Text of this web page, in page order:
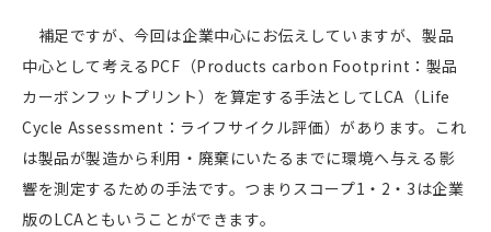
補足ですが、今回は企業中心にお伝えしていますが、製品
中心として考えるPCF（Products carbon Footprint：製品
カーボンフットプリント）を算定する手法としてLCA （Life
Cycle Assessment：ライフサイクル評価）があります。これ
は製品が製造から利用・廃棄にいたるまでに環境へ与える影
響を測定するための手法です。つまりスコープ1 ・ 2 ・ 3 は企業
版のLCAともいうことができます。